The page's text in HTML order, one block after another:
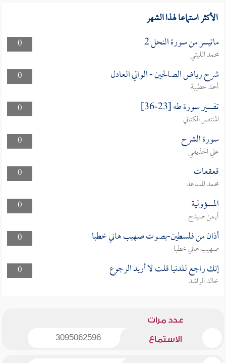
الأكثر استماعا لهذا الشهر
0 ماتيسر من سورة النحل 2
محمد الليثي
0
شرح رياض الصالحين - الوالي العادل
أحمد حطيبة
0
تفسير سورة طه [23-36]
المنتصر الكتاني
0
سورة الشرح
علي الحذيفي
0
قعقعات
محمد المساعد
0
المسؤولية
أيمن صيدح
0
أذان من فلسطين-بصوت صهيب هاني خطبا
صهيب هاني خطبا
0
إنك راجع للدنيا قلت لا أريد الرجوع
خالد الراشد
عدد مرات
الاستماع 3095062596